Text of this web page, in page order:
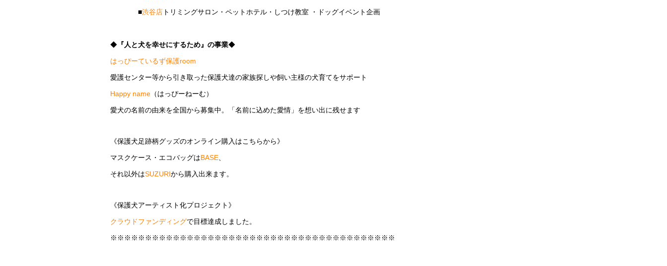
■渋谷店 トリミングサロン・ペットホテル・しつけ教室 ・ドッグイベント企画
◆ 『人と犬を幸せにするため』の事業◆
はっぴーているず保護room
愛護センター等から引き取った保護犬達の家族探しや飼い主様の犬育てをサポート
Happy name （はっぴーねーむ）
愛犬の名前の由来を全国から募集中。「名前に込めた愛情」を想い出に残せます
《保護犬足跡柄グッズのオンライン購入はこちらから》
マスクケース・エコバッグはBASE
それ以外はSUZURIから購入出来ます。
《保護犬アーティスト化プロジェクト》
クラウドファンディングで目標達成しました。
※※※※※※※※※※※※※※※※※※※※※※※※※※※※※※※※※※※※※※※※※